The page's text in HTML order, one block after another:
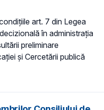
art. 7 din Legea
în administraţia
preliminare
și Cercetării publică